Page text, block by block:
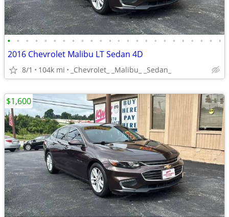
• • • • • • • • • • • • • • • • • • • • • • • •
2016 Chevrolet Malibu LT Sedan 4D
8/1 104k mi _Chevrolet_ _Malibu_ _Sedan_
$1,600